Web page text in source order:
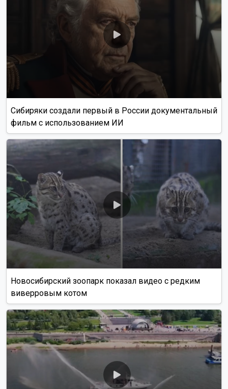
Сибиряки создали первый в России документальный
фильм с использованием ИИ
Новосибирский зоопарк показал видео с редким
виверровым котом